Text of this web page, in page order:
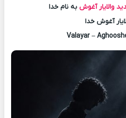
والایار آغوش به نام خدا
آغوش خدا
Valayar –